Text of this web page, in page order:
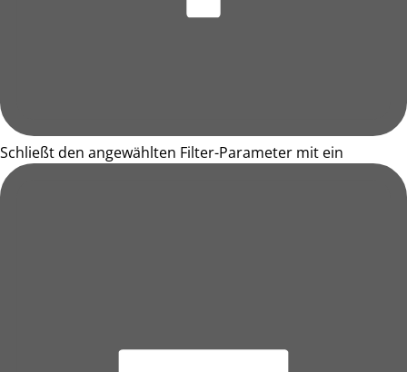
Schließt den angewählten Filter-Parameter mit ein